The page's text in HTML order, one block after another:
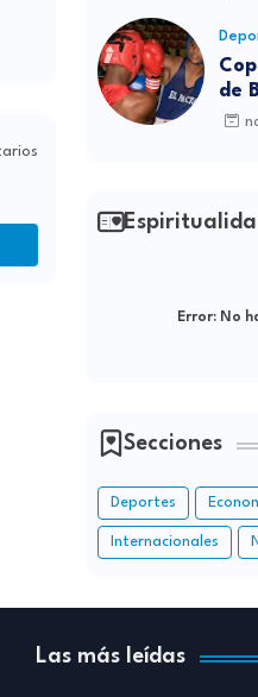
de
Error: No
Secciones
Deportes
Internacionales
Las más leídas